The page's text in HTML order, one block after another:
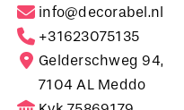
info@decorabel.nl
+31623075135
Gelderschweg 94,
7104 AL Meddo